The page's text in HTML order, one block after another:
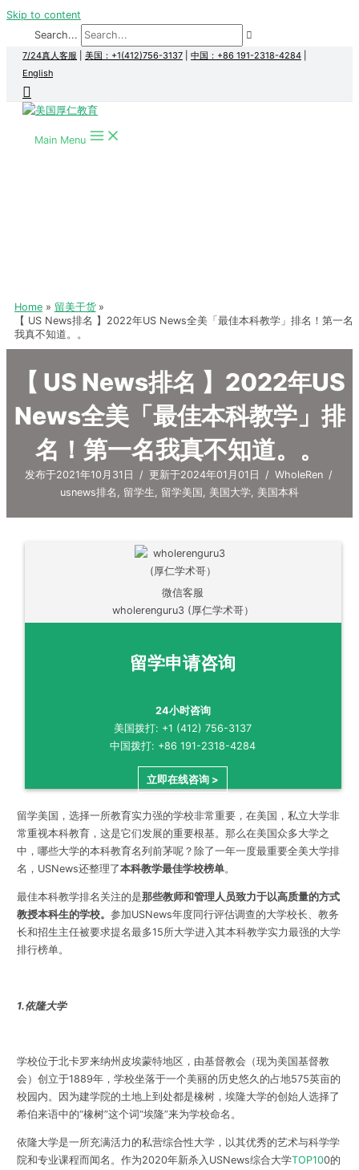
Skip to content
Search...
7/24真人客服 美国：+1(412)756-3137 中国：+86 191-2318-4284
English
Main Menu
Home
留美干货
【 US News排名 】2022年US News全美「最佳本科教学」排名！第一名
我真不知道。。
【 US News排名 】2022年US
News全美「最佳本科教学」排
名！第一名我真不知道。。
发布于2021年10月31日 / 更新于2024年01月01日 / WholeRen /
usnews排名 , 留学生, 留学美国 , 美国大学, 美国本科
微信客服
wholerenguru3 (厚仁学术哥）
留学申请咨询
24小时咨询
美国拨打: +1 (412) 756-3137
中国拨打: +86 191-2318-4284
立即在线咨询 >
留学美国，选择一所教育实力强的学校非常重要， 在美国，私立大学非
常重视本科教育，这是它们发展的重要根基。那么在美国众多大学之
中，哪些大学的本科教育名列前茅呢？ 除了一年一度最重要全美大学排
名，USNews还整理了本科教学最佳学校榜单。
最佳本科教学排名关注的是那些教师和管理人员致力于以高质量的方式
教授本科生的学校。 参加USNews年度同行评估调查的大学校长、教务
长和招生主任被要求提名最多15所大学进入其本科教学实力最强的大学
排行榜单。
1.依隆大学
学校位于北卡罗来纳州皮埃蒙特地区，由基督教会（现为美国基督教
会）创立于1889年，学校坐落于一个美丽的历史悠久的占地575英亩的
校园内。因为建学院的土地上到处都是橡树，埃隆大学的创始人选择了
希伯来语中的“橡树”这个词“埃隆”来为学校命名。
依隆大学是一所充满活力的私营综合性大学，以其优秀的艺术与科学学
院和专业课程而闻名。作为2020年新杀入USNews综合大学TOP100的